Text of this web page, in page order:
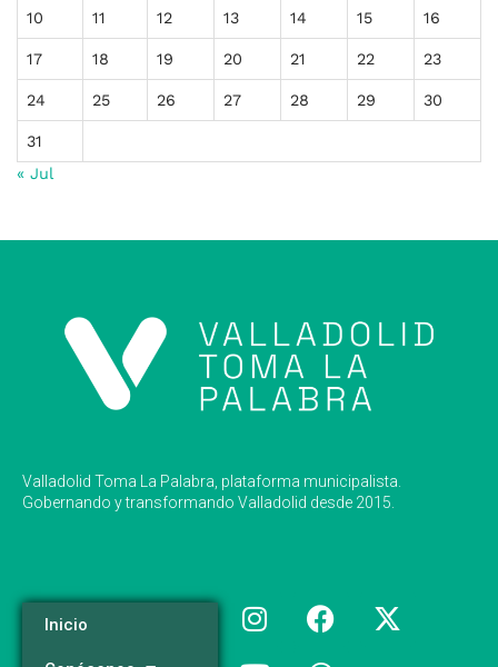
10 11 12 13 14 15 16
17 18 19 20 21 22 23
24 25 26 27 28 29 30
31
« Jul
Valladolid Toma La Palabra, plataforma municipalista.
Gobernando y transformando Valladolid desde 2015.
Inicio